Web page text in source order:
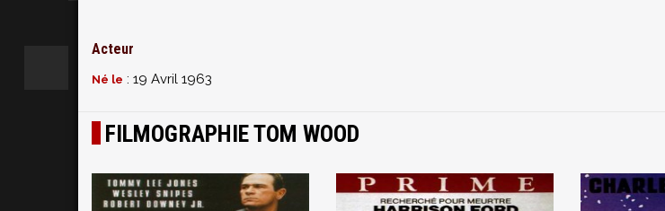
Acteur
Né le : 19 Avril 1963
FILMOGRAPHIE TOM WOOD